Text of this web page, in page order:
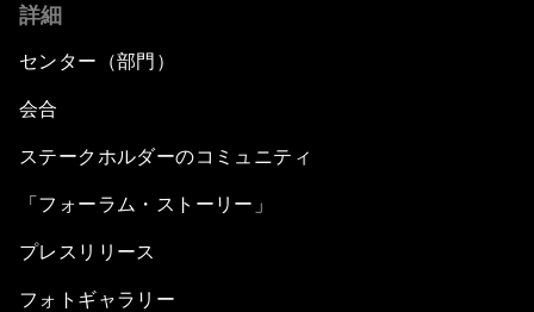
詳細
センター（部門）
会合
ステークホルダーのコミュニティ
「フォーラム・ストーリー」
プレスリリース
フォトギャラリー